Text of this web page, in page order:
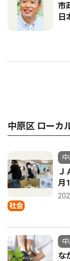
市
日
中原区 ローカ
社会
Ｊ
月
な